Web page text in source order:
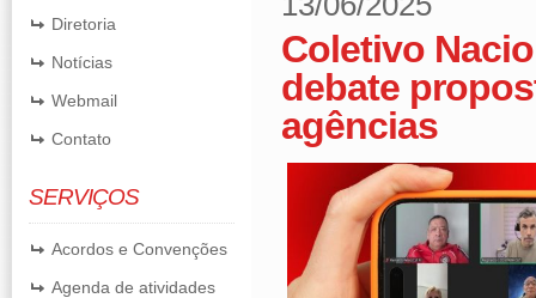
Diretoria
Notícias
Webmail
Contato
SERVIÇOS
Acordos e Convenções
Agenda de atividades
Coletivo
debate
agências